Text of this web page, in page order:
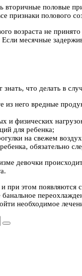
вторичные половые
признаки полового
возраста не
месячные
что делать в
из него вредные
и физических
для ребенка;
на свежем
обязательно
девочки
при этом появляются
необходимое